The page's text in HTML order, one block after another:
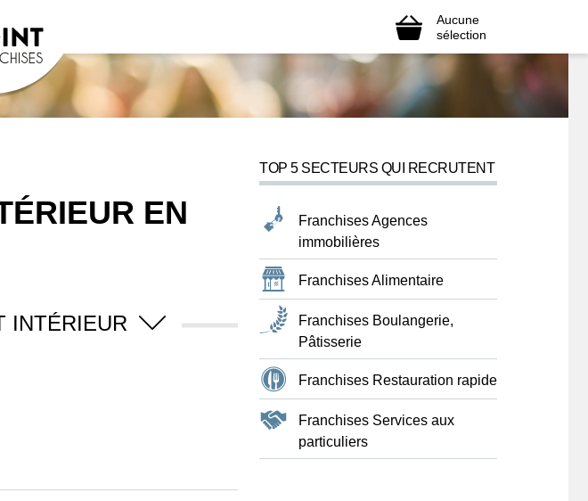
Aucune
sélection
EN
INTÉRIEUR
TOP 5 SECTEURS QUI RECRUTENT
Franchises Agences
immobilières
Franchises Alimentaire
Franchises Boulangerie,
Pâtisserie
Franchises Restauration rapide
Franchises Services aux
particuliers